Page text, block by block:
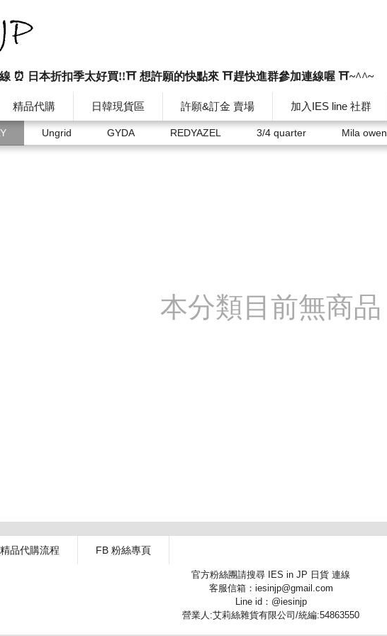
精品代購 日韓現貨區 許願&訂金 賣場 加入IES line 社群
線 ⏰ 日本折扣季太好買!!⛩️ 想許願的快點來 ⛩️趕快進群參加連線喔 ⛩️~^^~
Ungrid GYDA REDYAZEL 3/4 quarter Mila owen
本分類目前無商品
精品代購流程 FB 粉絲專頁
官方粉絲團請搜尋 IES in JP 日貨 連線
客服信箱：iesinjp@gmail.com
Line id：@iesinjp
營業人:艾莉絲雜貨有限公司/統編:54863550